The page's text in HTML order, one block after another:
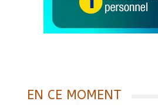
EN CE MOMENT